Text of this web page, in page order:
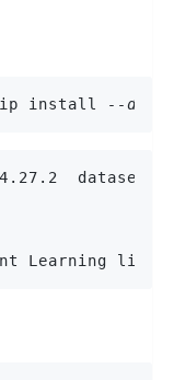
install --
Learning